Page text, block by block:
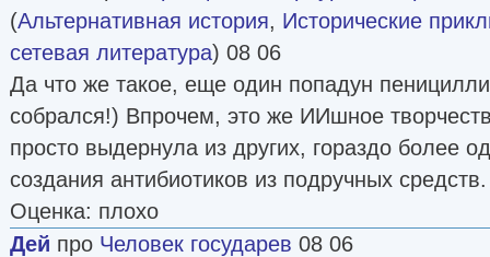
(Альтернативная история, Исторические
сетевая литература) 08 06
Да что же такое, еще один попадун
собрался!) Впрочем, это же ИИшное
просто выдернула из других, гораздо более
создания антибиотиков из подручных средств.
Оценка: плохо
Дей про Человек государев 08 06